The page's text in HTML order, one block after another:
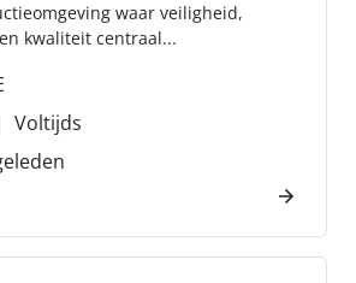
waar veiligheid,
kwaliteit centraal...
Voltijds